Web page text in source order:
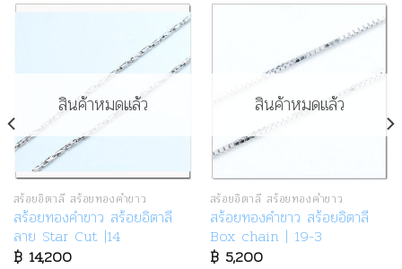
สินค้าหมดแล้ว
สร้อยอิตาลี สร้อยทองคำขาว
สร้อยทองคำขาว สร้อยอิตาลี
ลาย Star Cut |14
฿14,200
สินค้าหมดแล้ว
สร้อยอิตาลี สร้อยทองคำขาว
สร้อยทองคำขาว สร้อยอิตาลี
Box chain | 19-3
฿5,200